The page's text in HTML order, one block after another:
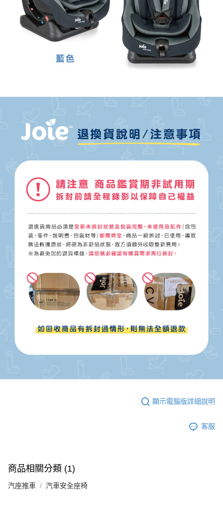
顯示電腦版詳細說明
客服
商品相關分類 (1)
汽座推車 汽車安全座椅